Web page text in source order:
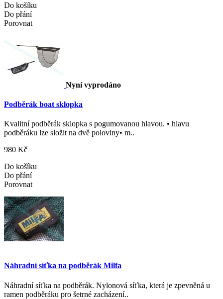
Do košíku
Do přání
Porovnat
Nyní vyprodáno
Podběrák boat sklopka
Kvalitní podběrák sklopka s pogumovanou hlavou. • hlavu
podběráku lze složit na dvě poloviny• m..
980 Kč
Do košíku
Do přání
Porovnat
Náhradní síťka na podběrák Milfa
Náhradní síťka na podběrák. Nylonová síťka, která je zpevněná u
ramen podběráku pro šetrné zacházení..